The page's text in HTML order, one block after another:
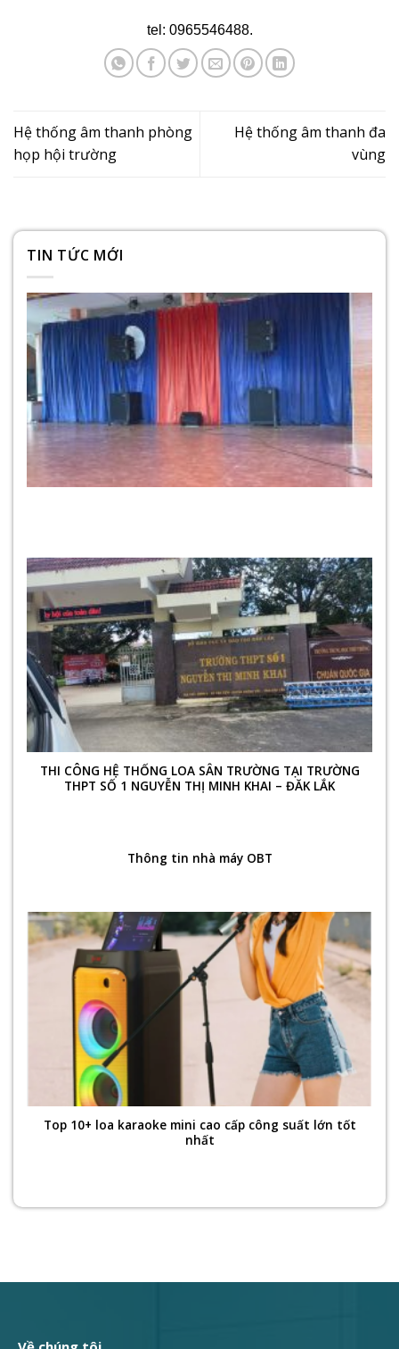
tel: 0965546488.
Hệ thống âm thanh phòng
họp hội trường
Hệ thống âm thanh đa
vùng
TIN TỨC MỚI
THI CÔNG HỆ THỐNG LOA SÂN TRƯỜNG TẠI TRƯỜNG
THPT SỐ 1 NGUYỄN THỊ MINH KHAI – ĐĂK LẮK
Thông tin nhà máy OBT
Top 10+ loa karaoke mini cao cấp công suất lớn tốt
nhất